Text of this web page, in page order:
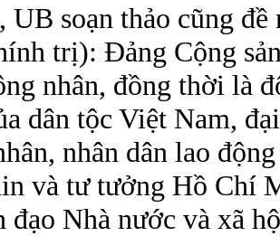
soạn thảo cũng
trị): Đảng Cộng
nhân, đồng thời là
dân tộc Việt Nam,
nhân dân lao
và tư tưởng Hồ Chí
đạo Nhà nước và xã